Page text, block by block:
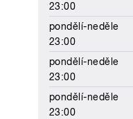
23:00
pondělí-neděle
23:00
pondělí-neděle
23:00
pondělí-neděle
23:00